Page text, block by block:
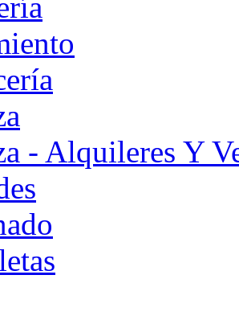
- Alquileres Y